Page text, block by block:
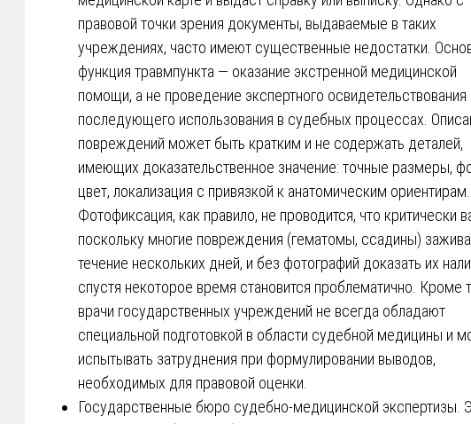
правовой точки зрения документы, выдаваемые в таких
учреждениях, часто имеют существенные недостатки.
функция травмпункта — оказание экстренной медицинской
помощи, а не проведение экспертного освидетельствования
последующего использования в судебных процессах.
повреждений может быть кратким и не содержать деталей,
имеющих доказательственное значение: точные размеры,
цвет, локализация с привязкой к анатомическим ориентирам.
Фотофиксация, как правило, не проводится, что критически
поскольку многие повреждения (гематомы, ссадины)
течение нескольких дней, и без фотографий доказать их
спустя некоторое время становится проблематично. Кроме
врачи государственных учреждений не всегда обладают
специальной подготовкой в области судебной медицины и
испытывать затруднения при формулировании выводов,
необходимых для правовой оценки.
Государственные бюро судебно-медицинской экспертизы.